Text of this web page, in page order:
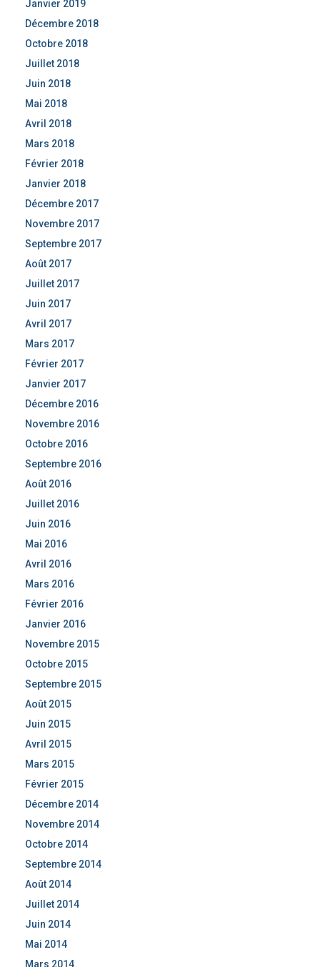
Janvier 2019
Décembre 2018
Octobre 2018
Juillet 2018
Juin 2018
Mai 2018
Avril 2018
Mars 2018
Février 2018
Janvier 2018
Décembre 2017
Novembre 2017
Septembre 2017
Août 2017
Juillet 2017
Juin 2017
Avril 2017
Mars 2017
Février 2017
Janvier 2017
Décembre 2016
Novembre 2016
Octobre 2016
Septembre 2016
Août 2016
Juillet 2016
Juin 2016
Mai 2016
Avril 2016
Mars 2016
Février 2016
Janvier 2016
Novembre 2015
Octobre 2015
Septembre 2015
Août 2015
Juin 2015
Avril 2015
Mars 2015
Février 2015
Décembre 2014
Novembre 2014
Octobre 2014
Septembre 2014
Août 2014
Juillet 2014
Juin 2014
Mai 2014
Mars 2014